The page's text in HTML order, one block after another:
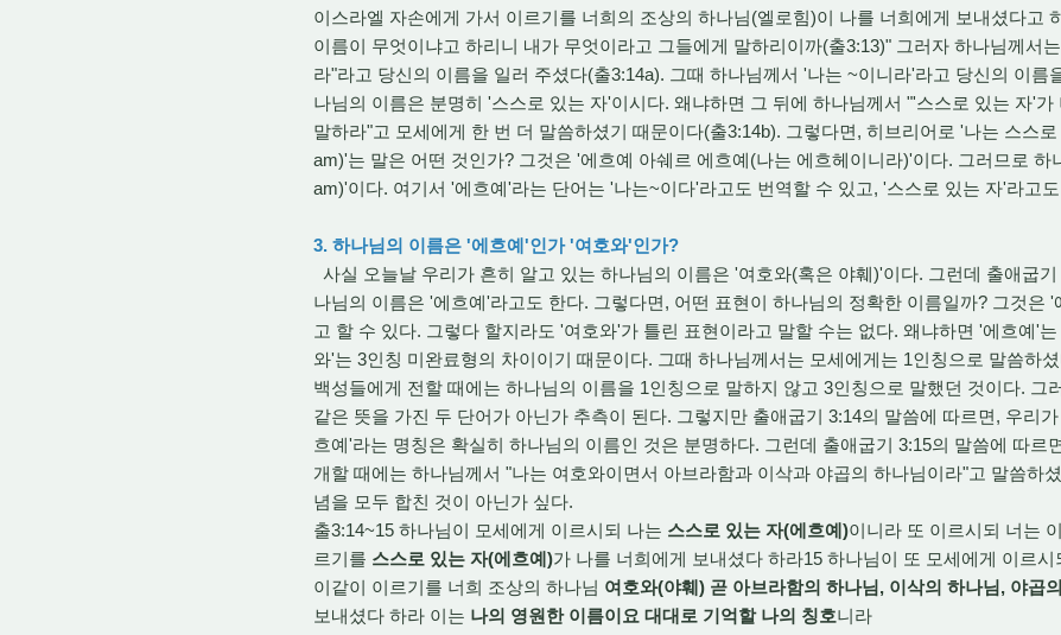
이스라엘 자손에게 가서 이르기를 너희의 조상의 하나님(엘로힘)이 나를 너희에게 보내셨다고
이름이 무엇이냐고 하리니 내가 무엇이라고 그들에게 말하리이까(출3:13)" 그러자 하나님께서
라"라고 당신의 이름을 일러 주셨다(출3:14a). 그때 하나님께서 '나는 ~이니라'라고 당신의 이름
나님의 이름은 분명히 '스스로 있는 자'이시다. 왜냐하면 그 뒤에 하나님께서 "'스스로 있는 자'가
말하라"고 모세에게 한 번 더 말씀하셨기 때문이다(출3:14b). 그렇다면, 히브리어로 '나는 스스
am)'는 말은 어떤 것인가? 그것은 '에흐예 아쉐르 에흐예(나는 에흐헤이니라)'이다. 그러므로 하
am)'이다. 여기서 '에흐예'라는 단어는 '나는~이다'라고도 번역할 수 있고, '스스로 있는 자'라고
3. 하나님의 이름은 '에흐예'인가 '여호와'인가?
사실 오늘날 우리가 흔히 알고 있는 하나님의 이름은 '여호와(혹은 야훼)'이다. 그런데 출애굽
나님의 이름은 '에흐예'라고도 한다. 그렇다면, 어떤 표현이 하나님의 정확한 이름일까? 그것은
고 할 수 있다. 그렇다 할지라도 '여호와'가 틀린 표현이라고 말할 수는 없다. 왜냐하면 '에흐예'
와'는 3인칭 미완료형의 차이이기 때문이다. 그때 하나님께서는 모세에게는 1인칭으로 말씀하
백성들에게 전할 때에는 하나님의 이름을 1인칭으로 말하지 않고 3인칭으로 말했던 것이다. 그
같은 뜻을 가진 두 단어가 아닌가 추측이 된다. 그렇지만 출애굽기 3:14의 말씀에 따르면, 우리
흐예'라는 명칭은 확실히 하나님의 이름인 것은 분명하다. 그런데 출애굽기 3:15의 말씀에 따르
개할 때에는 하나님께서 "나는 여호와이면서 아브라함과 이삭과 야곱의 하나님이라"고 말씀하
념을 모두 합친 것이 아닌가 싶다.
출3:14~15 하나님이 모세에게 이르시되 나는 스스로 있는 자(에흐예)이니라 또 이르시되 너는
르기를 스스로 있는 자(에흐예)가 나를 너희에게 보내셨다 하라15 하나님이 또 모세에게 이르
이같이 이르기를 너희 조상의 하나님 여호와(야훼) 곧 아브라함의 하나님, 이삭의 하나님, 야곱
보내셨다 하라 이는 나의 영원한 이름이요 대대로 기억할 나의 칭호니라